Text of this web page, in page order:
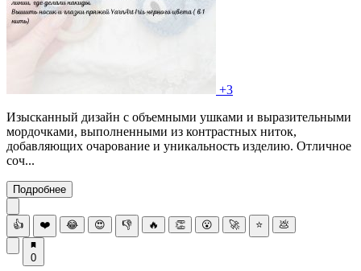
+3
Изысканный дизайн с объемными ушками и выразительными
мордочками, выполненными из контрастных ниток,
добавляющих очарование и уникальность изделию. Отличное
соч...
Подробнее
👍 ❤️ 😂 😍 👎 🔥 👏 😮 🚀 ⭐ 💩
0